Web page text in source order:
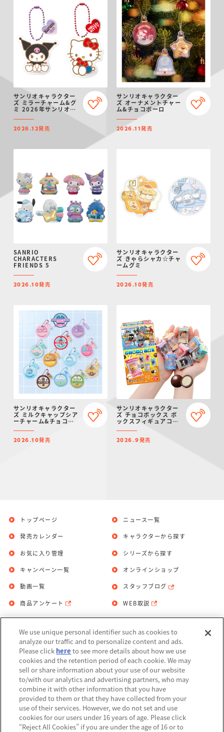
サンリオキャラクター
ズ ミラーチャーム&グ
ミ 2026年サンリオキ
2026.12発売
サンリオキャラクター
ズ オーナメントチャー
ム&チョコボーロ
2026.11発売
SANRIO
CHARACTERS
FRIENDS 5
2026.10発売
サンリオキャラクター
ズ きゃらシャカ☆チャ
ームグミ
2026.10発売
サンリオキャラクター
ズ ミルクキャップシア
ーチャーム&チョコボ
2026.10発売
サンリオキャラクター
ズ チョコボックス ボ
ックスフィギュアコレ
2026.9発売
トップページ
発売カレンダー
お気に入り管理
ニュース一覧
キャラクターから探す
シリーズから探す
キャンペーン一覧
動画一覧
商品アンケート
オンラインショップ
スタッフブログ
WEB取説
お問い合わせ 個人情報保護方針
利用規約
Do Not Sell or Share My Personal
Information
アレルギー情報
We use unique personal identifier such as cookies to
analyze our traffic and to personalize content and ads.
Please click here to see more details about how we use
cookies and the retention period of each cookie. We may
sell or share information about your use of our website
to/with our analytics and advertising partners, who may
combine it with other information that you have
provided to them or that they have collected from your
use of their services. However, we do not set and use
cookies for our users under 16 years of age. Please click
“Reject All Cookies” if you are under the age of 16 or to